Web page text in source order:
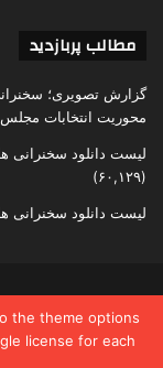
the theme options
license for each
مطالب پربازدید
گزارش تصویری؛
محوریت انتخابات مجلس
لیست دانلود سخنرانی های
(۶۰,۱۲۹)
لیست دانلود سخنرانی